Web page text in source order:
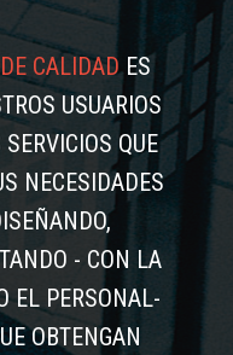
CALIDADES
USUARIOS
QUE
NECESIDADES
- CON LA
EL PERSONAL-
OBTENGAN